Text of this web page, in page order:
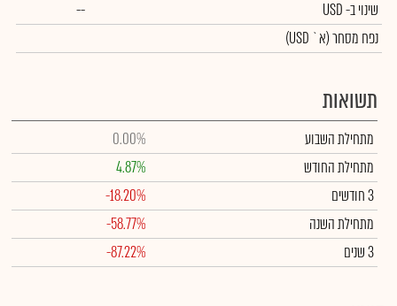
שינויב- USD
--
נפח מסחר(א` USD)
תשואות
מתחילת השבוע
0.00%
מתחילת החודש
4.87%
3 חודשים
-18.20%
מתחילת השנה
-58.77%
3 שנים
-87.22%